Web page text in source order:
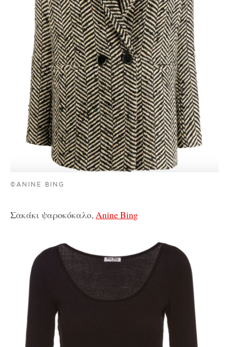
©ANINE BING
Σακάκι ψαροκόκαλο, Anine Bing